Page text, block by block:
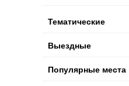
Тематические
Выездные
Популярные места